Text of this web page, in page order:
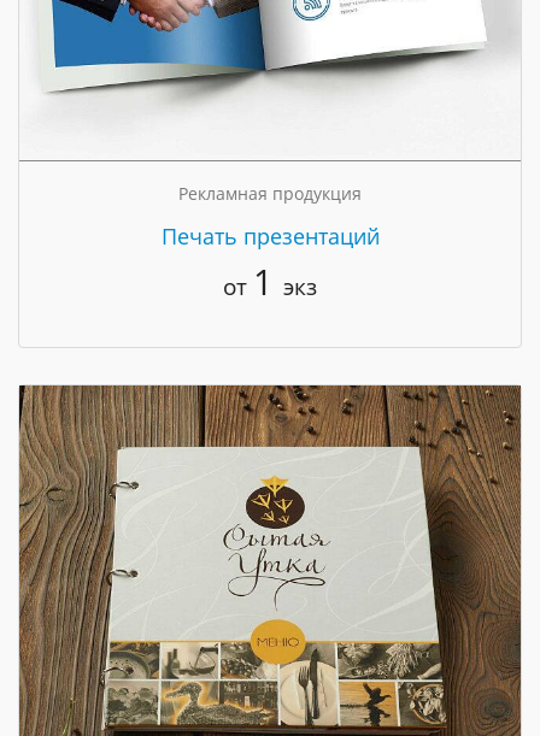
Рекламная продукция
Печать презентаций
от 1 экз